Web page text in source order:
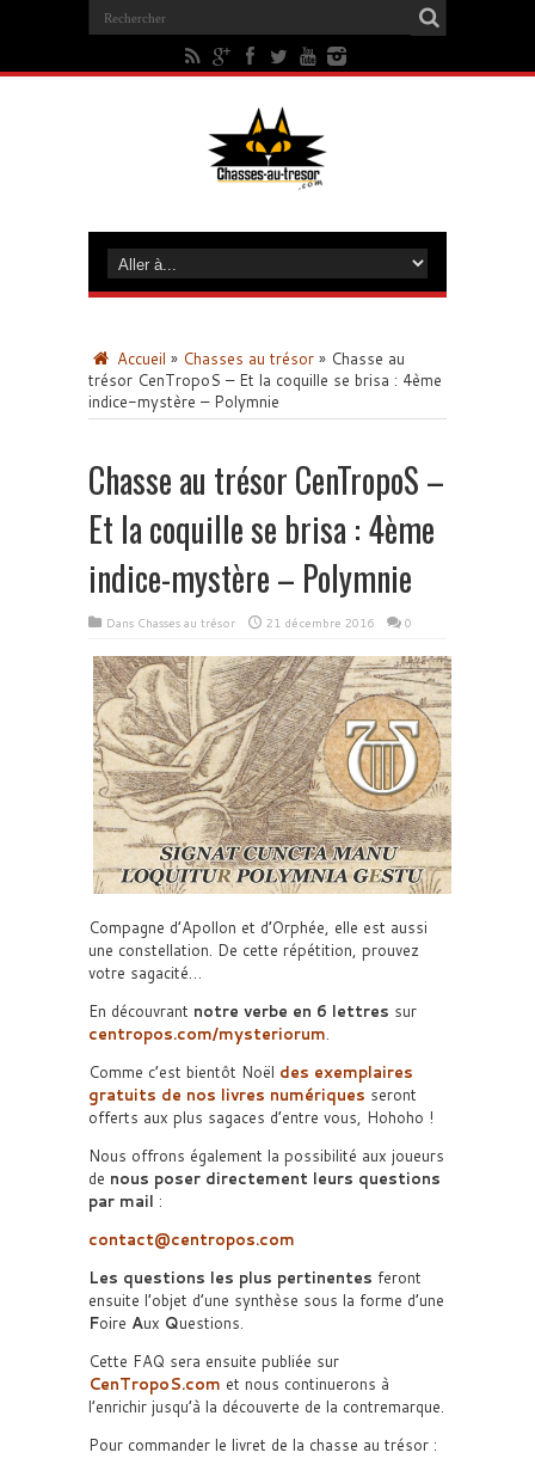
Accueil » Chasses au trésor » Chasse au
trésor CenTropoS – Et la coquille se brisa : 4ème
indice-mystère – Polymnie
Chasse au trésor CenTropoS –
Et la coquille se brisa : 4ème
indice-mystère – Polymnie
Dans Chasses au trésor 21 décembre 2016 0
Compagne d’Apollon et d’Orphée, elle est aussi
une constellation. De cette répétition, prouvez
votre sagacité…
En découvrant notre verbe en 6 lettres sur
centropos.com/mysteriorum.
Comme c’est bientôt Noël des exemplaires
gratuits de nos livres numériques seront
offerts aux plus sagaces d’entre vous, Hohoho !
Nous offrons également la possibilité aux joueurs
de nous poser directement leurs questions
par mail :
contact@centropos.com
Les questions les plus pertinentes feront
ensuite l’objet d’une synthèse sous la forme d’une
Foire Aux Questions.
Cette FAQ sera ensuite publiée sur
CenTropoS.com et nous continuerons à
l’enrichir jusqu’à la découverte de la contremarque.
Pour commander le livret de la chasse au trésor :